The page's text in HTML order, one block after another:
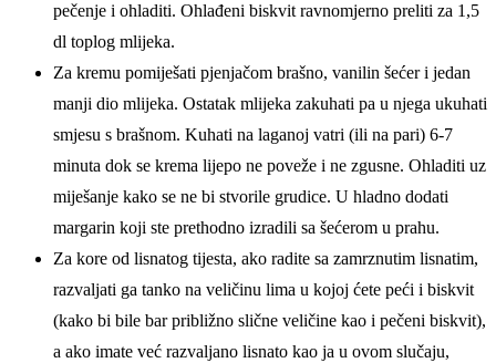
pečenje i ohladiti. Ohlađeni biskvit ravnomjerno preliti za 1,5
dl toplog mlijeka.
Za kremu pomiješati pjenjačom brašno, vanilin šećer i jedan
manji dio mlijeka. Ostatak mlijeka zakuhati pa u njega ukuhati
smjesu s brašnom. Kuhati na laganoj vatri (ili na pari) 6-7
minuta dok se krema lijepo ne poveže i ne zgusne. Ohladiti uz
miješanje kako se ne bi stvorile grudice. U hladno dodati
margarin koji ste prethodno izradili sa šećerom u prahu.
Za kore od lisnatog tijesta, ako radite sa zamrznutim lisnatim,
razvaljati ga tanko na veličinu lima u kojoj ćete peći i biskvit
(kako bi bile bar približno slične veličine kao i pečeni biskvit),
a ako imate već razvaljano lisnato kao ja u ovom slučaju,